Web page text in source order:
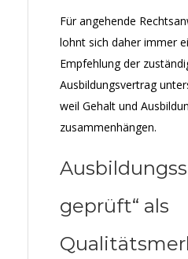
Für angehende
lohnt sich daher immer
Empfehlung der
Ausbildungsvertrag
weil Gehalt und
zusammenhängen.
geprüft“ als